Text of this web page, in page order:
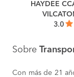
HAYDEE
3.0
Sobre
Con más de 21